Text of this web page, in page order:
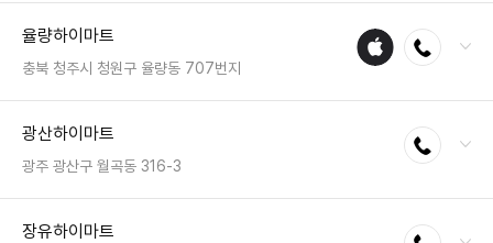
율량하이마트
충북 청주시 청원구 율량동 707번지
애플
수리
전화연결
팩스 : 050-2222-1483
영업시간 : 금일 10:30~20:30
광산하이마트
광주 광산구 월곡동 316-3
전화연결
팩스 : 050-2222-1559
장유하이마트 전화연결